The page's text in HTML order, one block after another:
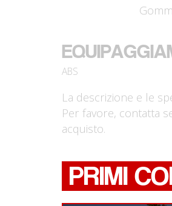
ABS
La descrizione e le
Per favore, contatta
acquisto.
PRIMI